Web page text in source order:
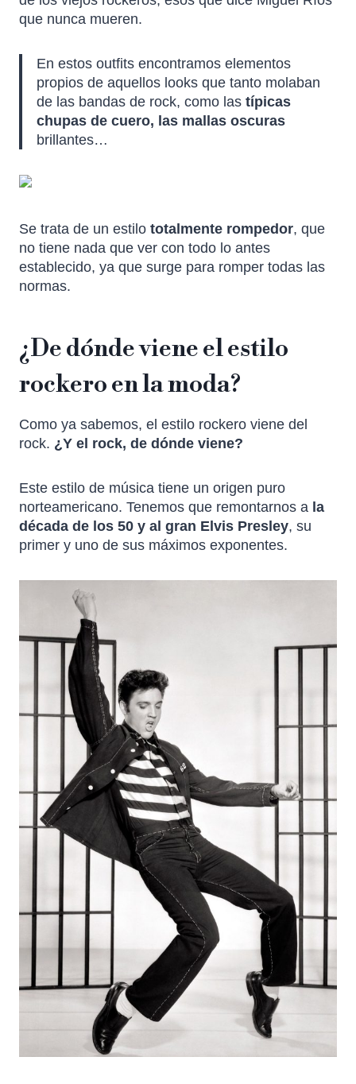
que nunca mueren.
En estos outfits encontramos elementos
propios de aquellos looks que tanto molaban
de las bandas de rock, como las típicas
chupas de cuero, las mallas oscuras
brillantes…
Se trata de un estilo totalmente rompedor, que
no tiene nada que ver con todo lo antes
establecido, ya que surge para romper todas las
normas.
¿De dónde viene el estilo
rockero en la moda?
Como ya sabemos, el estilo rockero viene del
rock. ¿Y el rock, de dónde viene?
Este estilo de música tiene un origen puro
norteamericano. Tenemos que remontarnos a la
década de los 50 y al gran Elvis Presley, su
primer y uno de sus máximos exponentes.